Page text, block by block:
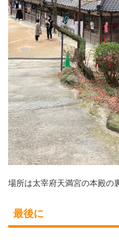
場所は太宰府天満宮の本殿の
最後に